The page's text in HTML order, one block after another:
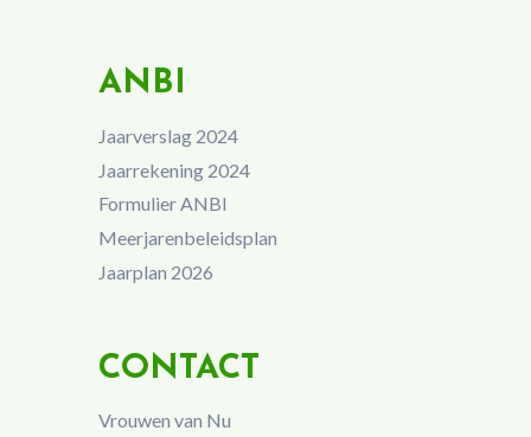
ANBI
Jaarverslag 2024
Jaarrekening 2024
Formulier ANBI
Meerjarenbeleidsplan
Jaarplan 2026
CONTACT
Vrouwen van Nu